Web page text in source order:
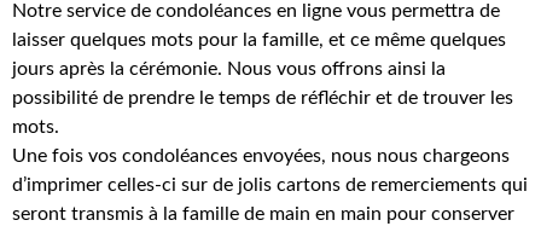
Notre service de condoléances en ligne vous permettra de
laisser quelques mots pour la famille, et ce même quelques
jours après la cérémonie. Nous vous offrons ainsi la
possibilité de prendre le temps de réfléchir et de trouver les
mots.
Une fois vos condoléances envoyées, nous nous chargeons
d’imprimer celles-ci sur de jolis cartons de remerciements qui
seront transmis à la famille de main en main pour conserver